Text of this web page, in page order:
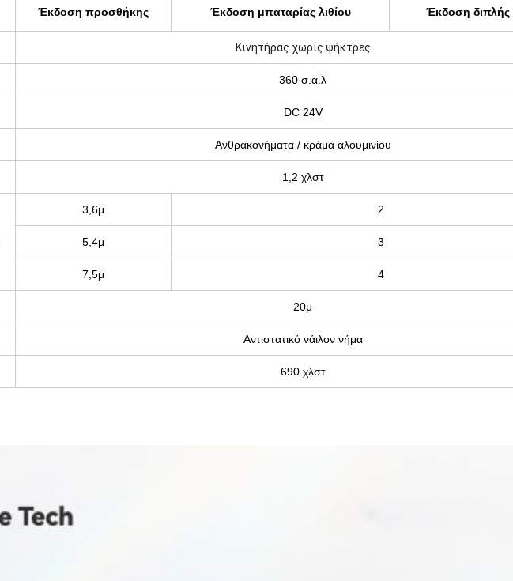
Έκδοση προσθήκης Έκδοση μπαταρίας λιθίου Έκδοση διπλής
Κινητήρας χωρίς ψήκτρες
360 σ.α.λ
DC 24V
Ανθρακονήματα / κράμα αλουμινίου
1,2 χλστ
3,6μ 2
5,4μ 3
7,5μ 4
20μ
Αντιστατικό νάιλον νήμα
690 χλστ